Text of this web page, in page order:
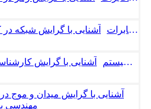
آشنایی با گرایش شبکه در کارشناسی ارشد مخابرات
آشنایی با گرایش کارشناسی ارشد مخابرات سیستم